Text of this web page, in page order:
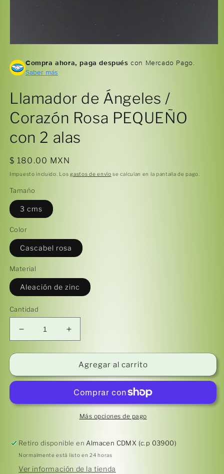
multimedia
1
en
ventana
modal
Compra ahora, paga después con Mercado Pago.
Saber más
Llamador de Ángeles /
Corazón Rosa PEQUEÑO
con 2 alas
Precio
habitual
$ 180.00 MXN
Impuesto incluido. Losgastos de envío se calculan en la pantalla de pago.
Tamaño
3 cms
Color
Cascabel rosa
Material
Aleación de zinc
Cantidad
Reducir
cantidad
para
de
Corazón
con
alas
Aumentar
cantidad
para
Llamador
de
Corazón
Rosa
con
alas
Agregar al carrito
Más opciones de pago
Retiro disponible enAlmacen CDMX (c.p 03900)
Normalmente está listo en 24 horas
Ver información de la tienda